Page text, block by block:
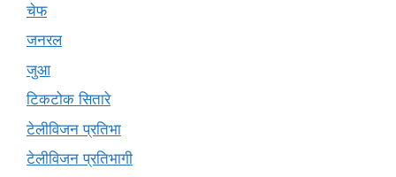
चेफ
जनरल
जुआ
टिकटोक सितारे
टेलीविजन प्रतिभा
टेलीविजन प्रतिभागी